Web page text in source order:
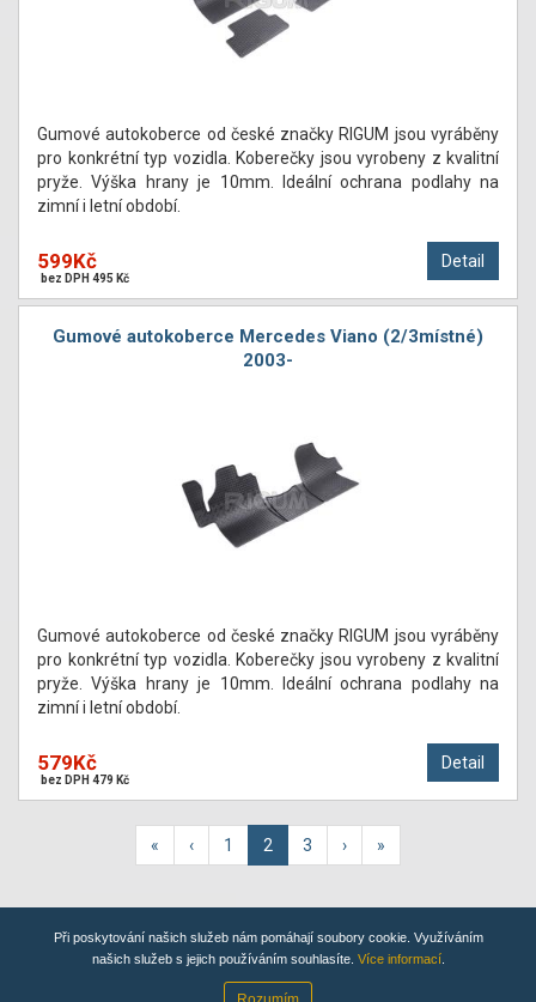
Gumové autokoberce od české značky RIGUM jsou vyráběny
pro konkrétní typ vozidla. Koberečky jsou vyrobeny z kvalitní
pryže. Výška hrany je 10mm. Ideální ochrana podlahy na
zimní i letní období.
Detail
599Kč
bez DPH 495 Kč
Gumové autokoberce Mercedes Viano (2/3místné)
2003-
Gumové autokoberce od české značky RIGUM jsou vyráběny
pro konkrétní typ vozidla. Koberečky jsou vyrobeny z kvalitní
pryže. Výška hrany je 10mm. Ideální ochrana podlahy na
zimní i letní období.
Detail
579Kč
bez DPH 479 Kč
« ‹ 1 2 3 › »
Copyright 2019, K-pneuservis, všechna práva vyhrazena
TOPWEBY - webhosting, domény, tvorba www
Při poskytování našich služeb nám pomáhají soubory cookie. Využíváním
našich služeb s jejich používáním souhlasíte. Více informací.